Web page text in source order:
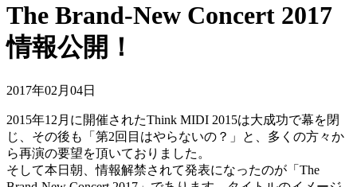
The Brand-New Concert 2017
情報公開！
2017年02月04日
2015年12月に開催されたThink MIDI 2015は大成功で幕を閉
じ、その後も「第2回目はやらないの？」と、多くの方々か
ら再演の要望を頂いておりました。
そして本日朝、情報解禁されて発表になったのが「The